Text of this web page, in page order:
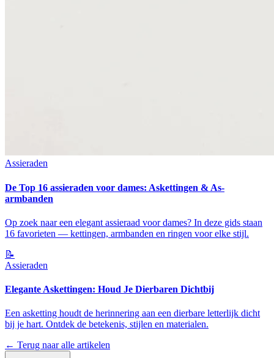
Assieraden
De Top 16 assieraden voor dames: Askettingen & As-
armbanden
Op zoek naar een elegant assieraad voor dames? In deze gids staan
16 favorieten — kettingen, armbanden en ringen voor elke stijl.
📝
Assieraden
Elegante Askettingen: Houd Je Dierbaren Dichtbij
Een asketting houdt de herinnering aan een dierbare letterlijk dicht
bij je hart. Ontdek de betekenis, stijlen en materialen.
← Terug naar alle artikelen